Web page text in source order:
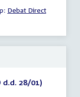
External
Debat Direct
d.d. 28/01)